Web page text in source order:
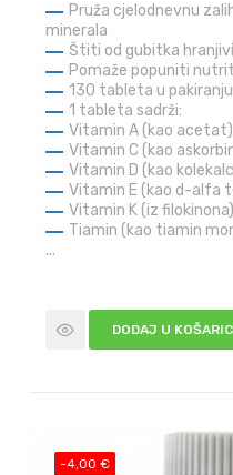
Pruža cjelodnevnu
minerala
Štiti od gubitka
Pomaže popuniti
130 tableta u pakiranju
1 tableta sadrži:
Vitamin A (kao
Vitamin C (kao
Vitamin D (kao
Vitamin E (kao d-alfa
Vitamin K (iz
Tiamin (kao tiamin
...
DODAJ U
-4,00 €